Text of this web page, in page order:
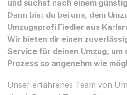
und suchst nach einem
Dann bist du bei uns, dem
Umzugsprofi Fiedler aus
Wir bieten dir einen
Service für deinen Umzug, um
Prozess so angenehm wie
Unser erfahrenes Team von